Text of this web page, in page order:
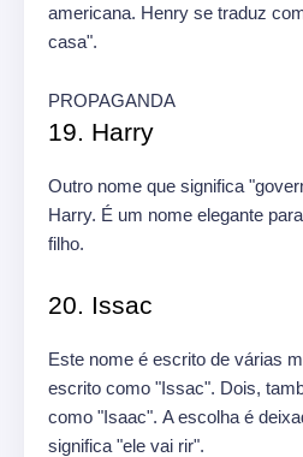
americana. Henry se traduz
casa".
PROPAGANDA
19. Harry
Outro nome que significa
Harry. É um nome elegante
filho.
20. Issac
Este nome é escrito de várias
escrito como "Issac". Dois,
como "Isaac". A escolha é
significa "ele vai rir".